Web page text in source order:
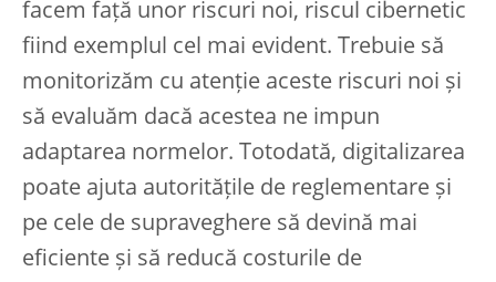
facem față unor riscuri noi, riscul cibernetic
fiind exemplul cel mai evident. Trebuie să
monitorizăm cu atenție aceste riscuri noi și
să evaluăm dacă acestea ne impun
adaptarea normelor. Totodată, digitalizarea
poate ajuta autoritățile de reglementare și
pe cele de supraveghere să devină mai
eficiente și să reducă costurile de